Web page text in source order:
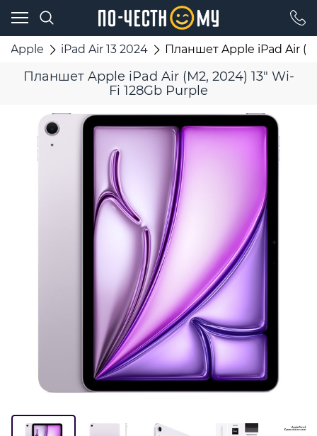
Apple iPad Air 13 2024 Планшет Apple iPad Air
Планшет Apple iPad Air (M2, 2024) 13" Wi-
Fi 128Gb Purple